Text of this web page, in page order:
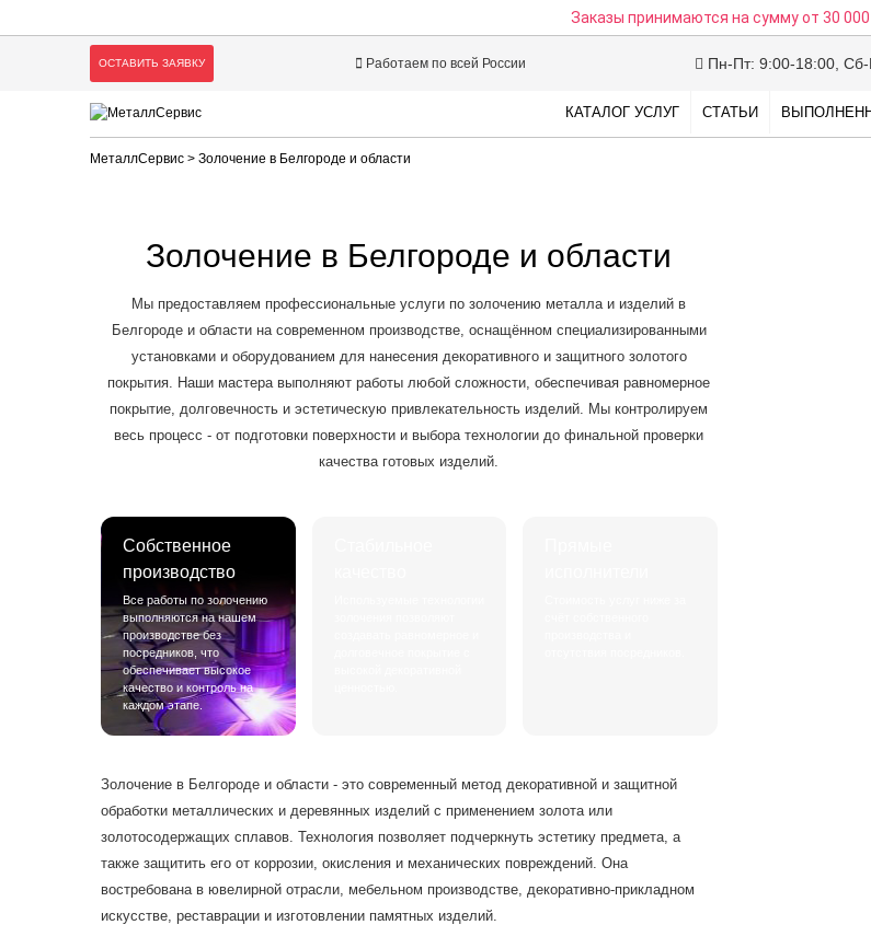
Заказы принимаются на суммуот 30 000
ОСТАВИТЬ ЗАЯВКУ Работаем по всей России Пн-Пт: 9:00-18:00,
КАТАЛОГ УСЛУГ СТАТЬИ
МеталлСервис > Золочение в Белгороде и области
Золочение в Белгороде и области
Мы предоставляем профессиональные услуги по золочению металла и изделий в
Белгороде и области на современном производстве, оснащённом специализированными
установками и оборудованием для нанесения декоративного и защитного золотого
покрытия. Наши мастера выполняют работы любой сложности, обеспечивая равномерное
покрытие, долговечность и эстетическую привлекательность изделий. Мы контролируем
весь процесс - от подготовки поверхности и выбора технологии до финальной проверки
качества готовых изделий.
Собственное
производство
Все работы по золочению
выполняются на нашем
производстве без
посредников, что
обеспечивает высокое
качество и контроль на
каждом этапе.
Золочение в Белгороде и области - это современный метод декоративной и защитной
обработки металлических и деревянных изделий с применением золота или
золотосодержащих сплавов. Технология позволяет подчеркнуть эстетику предмета, а
также защитить его от коррозии, окисления и механических повреждений. Она
востребована в ювелирной отрасли, мебельном производстве, декоративно-прикладном
искусстве, реставрации и изготовлении памятных изделий.